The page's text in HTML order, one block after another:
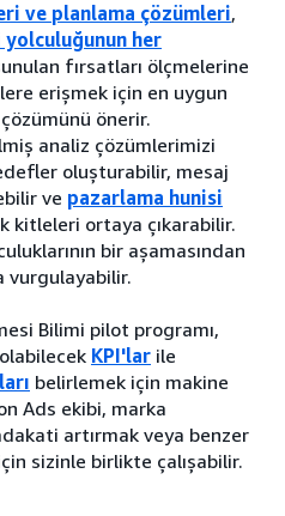
ve planlama çözümleri,
her
fırsatları ölçmelerine
erişmek için en uygun
önerir.
analiz çözümlerimizi
oluşturabilir, mesaj
ve pazarlama hunisi
kitleleri ortaya çıkarabilir.
bir aşamasından
vurgulayabilir.
Bilimi pilot programı,
KPI'lar ile
belirlemek için makine
Ads ekibi, marka
artırmak veya benzer
sizinle birlikte çalışabilir.